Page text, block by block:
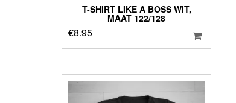
T-SHIRT LIKE A BOSS WIT,
MAAT 122/128
€8.95